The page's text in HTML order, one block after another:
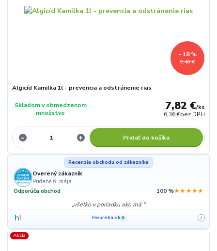
9,48 €
- 18 %
Algicíd Kamilka 1l - prevencia a odstránenie rias
7,82 €/ks
6,36 €bez DPH
Skladom v obmedzenom
množstve
Pridať do košíka
Recenzia obchodu od zákazníka
Overený zákazník
Pridané 6. mája
Odporúča obchod 100 %★★★★★
všetko v poriadku ako má
Heureka.sk ✓ i
Akcia